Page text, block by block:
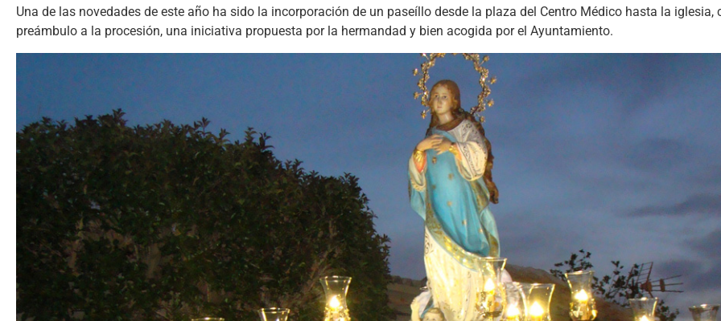
Una de las novedades de este año ha sido la incorporación de un paseíllo desde la plaza del Centro Médico hasta la iglesia,
preámbulo a la procesión, una iniciativa propuesta por la hermandad y bien acogida por el Ayuntamiento.